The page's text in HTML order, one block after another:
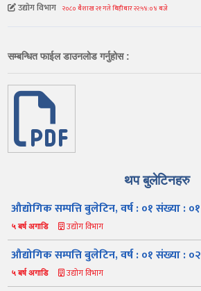
उद्योग विभाग २०८० बैशाख २१ गते बिहीबार २२:५४:०४ बजे
सम्बन्धित फाईल डाउनलोड गर्नुहोस :
थप बुलेटिनहरु
औद्योगिक सम्पत्ति बुलेटिन, वर्ष : ०१ संख्या : ०१
५ बर्ष अगाडि उद्योग विभाग
औद्योगिक सम्पत्ति बुलेटिन, वर्ष : ०१ संख्या : ०२
५ बर्ष अगाडि उद्योग विभाग